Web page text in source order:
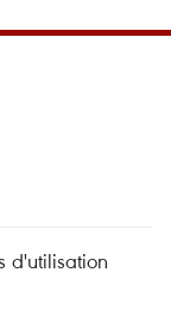
d'utilisation